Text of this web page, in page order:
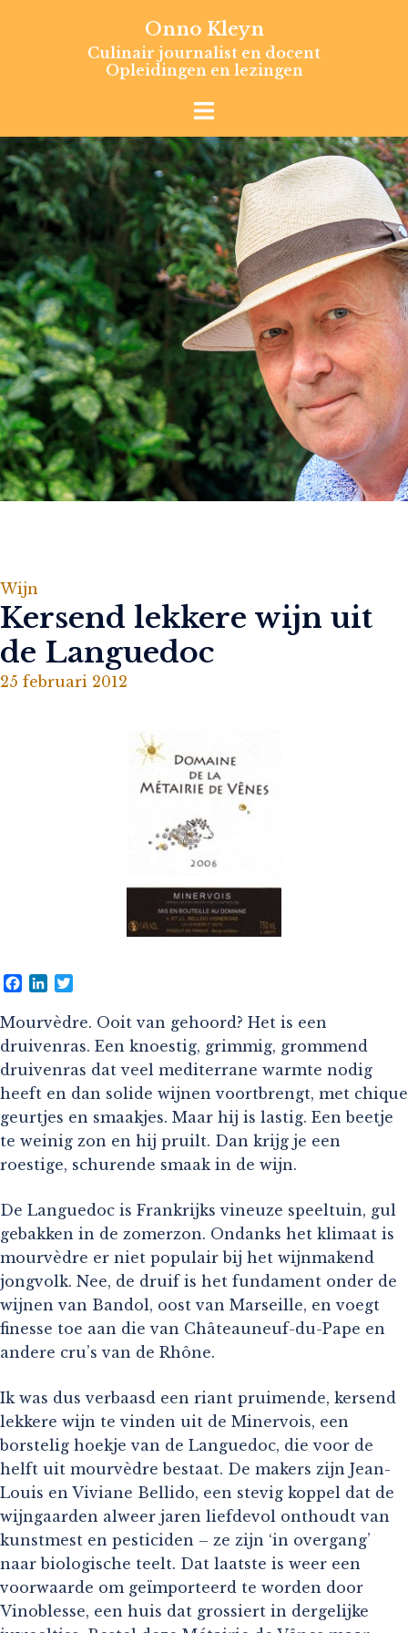
Onno Kleyn
Culinair journalist en docent
Opleidingen en lezingen
Wijn
Kersend lekkere wijn uit
de Languedoc
25 februari 2012
Facebook
LinkedIn
Mourvèdre. Ooit van gehoord? Het is een
druivenras. Een knoestig, grimmig, grommend
druivenras dat veel mediterrane warmte nodig
heeft en dan solide wijnen voortbrengt, met chique
geurtjes en smaakjes. Maar hij is lastig. Een beetje
te weinig zon en hij pruilt. Dan krijg je een
roestige, schurende smaak in de wijn.
De Languedoc is Frankrijks vineuze speeltuin, gul
gebakken in de zomerzon. Ondanks het klimaat is
mourvèdre er niet populair bij het wijnmakend
jongvolk. Nee, de druif is het fundament onder de
wijnen van Bandol, oost van Marseille, en voegt
finesse toe aan die van Châteauneuf-du-Pape en
andere cru’s van de Rhône.
Ik was dus verbaasd een riant pruimende, kersend
lekkere wijn te vinden uit de Minervois, een
borstelig hoekje van de Languedoc, die voor de
helft uit mourvèdre bestaat. De makers zijn Jean-
Louis en Viviane Bellido, een stevig koppel dat de
wijngaarden alweer jaren liefdevol onthoudt van
kunstmest en pesticiden – ze zijn ‘in overgang’
naar biologische teelt. Dat laatste is weer een
voorwaarde om geïmporteerd te worden door
Vinoblesse, een huis dat grossiert in dergelijke